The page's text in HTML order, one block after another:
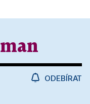
ODEBÍRAT